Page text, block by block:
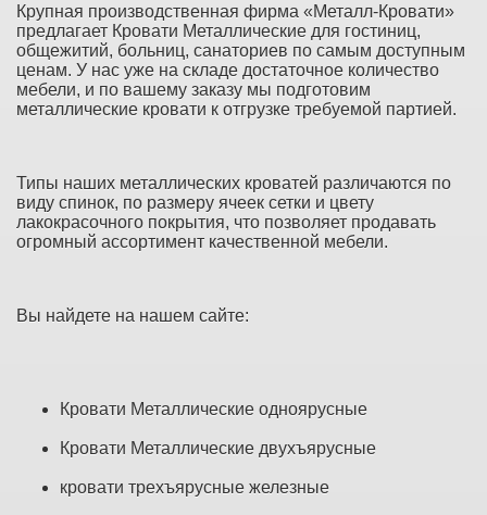
Крупная производственная фирма «Металл-Кровати»
предлагает Кровати Металлические для гостиниц,
общежитий, больниц, санаториев по самым доступным
ценам. У нас уже на складе достаточное количество
мебели, и по вашему заказу мы подготовим
металлические кровати к отгрузке требуемой партией.
Типы наших металлических кроватей различаются по
виду спинок, по размеру ячеек сетки и цвету
лакокрасочного покрытия, что позволяет продавать
огромный ассортимент качественной мебели.
Вы найдете на нашем сайте:
Кровати Металлические одноярусные
Кровати Металлические двухъярусные
кровати трехъярусные железные